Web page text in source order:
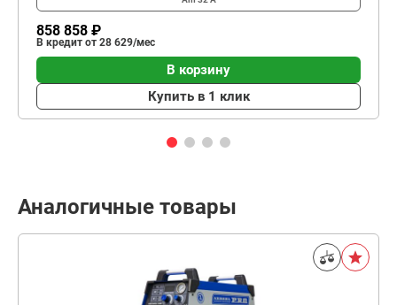
858 858 ₽
В кредит от 28 629/мес
В корзину
Купить в 1 клик
Аналогичные товары